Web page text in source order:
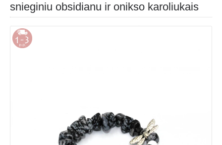
snieginiu obsidianu ir onikso karoliukais